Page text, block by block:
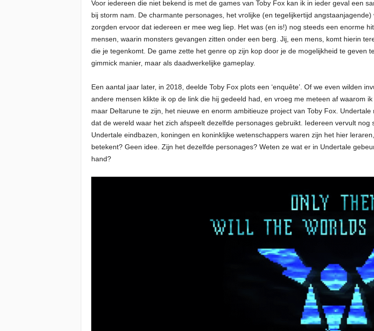
Voor iedereen die niet bekend is met de games van Toby Fox kan ik in ieder geval een
bij storm nam. De charmante personages, het vrolijke (en tegelijkertijd
zorgden ervoor dat iedereen er mee weg liep. Het was (en is!) nog steeds een enorme
mensen, waarin monsters gevangen zitten onder een berg. Jij, een mens, komt hierin
die je tegenkomt. De game zette het genre op zijn kop door je de mogelijkheid te
gimmick manier, maar als daadwerkelijke gameplay.
Een aantal jaar later, in 2018, deelde Toby Fox plots een ‘enquête’. Of we even wilden
andere mensen klikte ik op de link die hij gedeeld had, en vroeg me meteen af waarom
maar Deltarune te zijn, het nieuwe en enorm ambitieuze project van Toby Fox.
dat de wereld waar het zich afspeelt dezelfde personages gebruikt. Iedereen vervult
Undertale eindbazen, koningen en koninklijke wetenschappers waren zijn het hier
betekent? Geen idee. Zijn het dezelfde personages? Weten ze wat er in Undertale
hand?